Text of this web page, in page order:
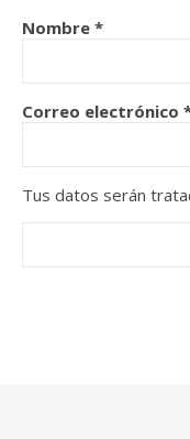
Nombre *
Correo electrónico
Tus datos serán